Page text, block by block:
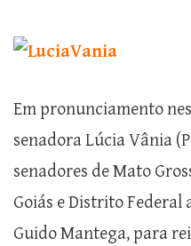
Em pronunciamento
senadora Lúcia Vânia
senadores de Mato
Goiás e Distrito Federal
Guido Mantega, para